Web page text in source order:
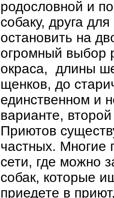
родословной и
собаку, друга
остановить на
огромный выбор
окраса, длины
щенков, до
единственном и
варианте,
Приютов
частных. Многие
сети, где можно
собак, которые
приедете в